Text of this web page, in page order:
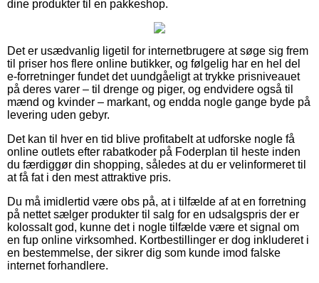
dine produkter til en pakkeshop.
Det er usædvanlig ligetil for internetbrugere at søge sig frem
til priser hos flere online butikker, og følgelig har en hel del
e-forretninger fundet det uundgåeligt at trykke prisniveauet
på deres varer – til drenge og piger, og endvidere også til
mænd og kvinder – markant, og endda nogle gange byde på
levering uden gebyr.
Det kan til hver en tid blive profitabelt at udforske nogle få
online outlets efter rabatkoder på Foderplan til heste inden
du færdiggør din shopping, således at du er velinformeret til
at få fat i den mest attraktive pris.
Du må imidlertid være obs på, at i tilfælde af at en forretning
på nettet sælger produkter til salg for en udsalgspris der er
kolossalt god, kunne det i nogle tilfælde være et signal om
en fup online virksomhed. Kortbestillinger er dog inkluderet i
en bestemmelse, der sikrer dig som kunde imod falske
internet forhandlere.